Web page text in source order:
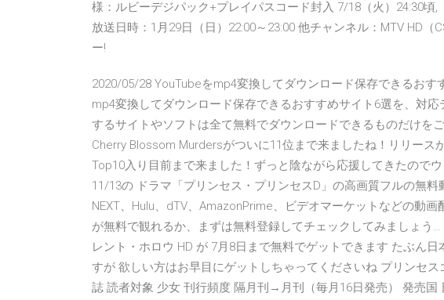
様：ルビーデジパック+プレイパスコード封入 7/18（火）24:30頃
放送日時：1月29日（日）22:00～23:00 他チャンネル：MTV HD
ー!
2020/05/28 YouTubeをmp4変換してダウンロード保存できるおす
mp4変換してダウンロード保存できるおすすめサイト6選を、対
するサイトやソフトは全て無料でダウンロードできるものだけを
Cherry Blossom Murdersがついに11位まで来ましたね！リリース
Top10入り目前まで来ました！ずっと陰ながら応援してきたので
11/13の ドラマ「プリンセス・プリンセスD」の高画質フルの無
NEXT、Hulu、dTV、AmazonPrime、ビデオマーケットなどの動
が無料で観れるか、まずは無料登録してチェックしてみましょう
レント・ホロウ HD が 7月8日まで無料でゲットできます たぶん
すが 欲しい方はお早目にゲットしちゃってくださいね プリンセ
誌 読者対象 少女 刊行頻度 隔月刊→月刊（毎月16日発売） 発売国